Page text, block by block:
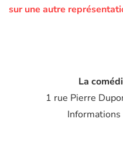
sur une autre
La
1 rue Pierre